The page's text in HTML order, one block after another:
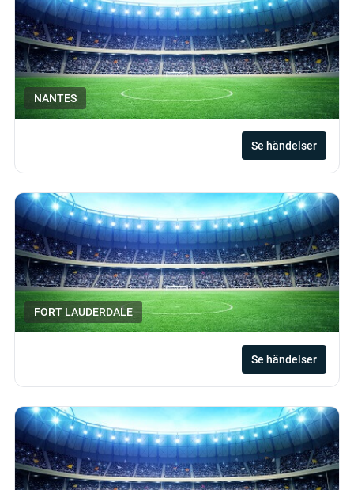
NANTES
Se händelser
FORT LAUDERDALE
Se händelser